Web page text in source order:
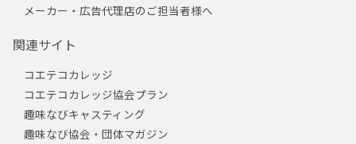
メーカー・広告代理店のご担当者様へ
関連サイト
コエテコカレッジ
コエテコカレッジ協会プラン
趣味なびキャスティング
趣味なび協会・団体マガジン